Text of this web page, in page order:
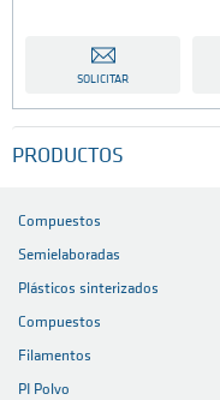
SOLICITAR
PRODUCTOS
Compuestos
Semielaboradas
Plásticos sinterizados
Compuestos
Filamentos
PI Polvo